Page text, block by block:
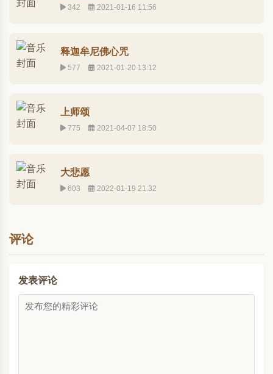
342 2021-01-16 11:56
释迦牟尼佛心咒
577 2021-01-20 13:12
上师颂
775 2021-04-07 18:50
大悲愿
603 2022-01-19 21:32
评论
发表评论